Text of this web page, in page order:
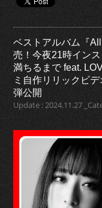
ベストアルバム『
売！今夜21時イン
満ちるまで feat.
ミ自作リリックビ
弾公開
Update : 2024.11.27